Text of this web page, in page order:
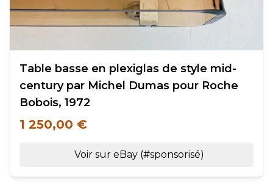
Table basse en plexiglas de style mid-
century par Michel Dumas pour Roche
Bobois, 1972
1 250,00 €
Voir sur eBay (#sponsorisé)